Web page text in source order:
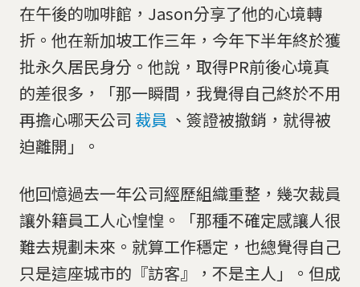
在午後的咖啡館，Jason分享了他的心境轉
折。他在新加坡工作三年，今年下半年終於獲
批永久居民身分。他說，取得PR前後心境真
的差很多，「那一瞬間，我覺得自己終於不用
再擔心哪天公司 裁員 、簽證被撤銷，就得被
迫離開」。
他回憶過去一年公司經歷組織重整，幾次裁員
讓外籍員工人心惶惶。「那種不確定感讓人很
難去規劃未來。就算工作穩定，也總覺得自己
只是這座城市的『訪客』，不是主人」。但成